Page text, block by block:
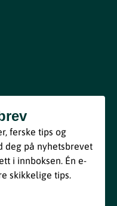
Bli med
i henhold til vår
ferske tips og
deg på nyhetsbrevet
i innboksen. Én e-
skikkelige tips.